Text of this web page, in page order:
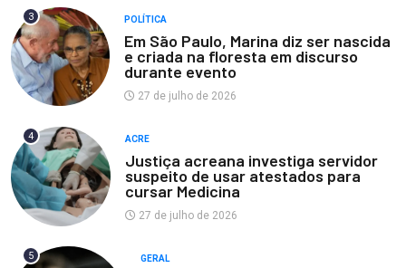
3 POLÍTICA
Em São Paulo, Marina diz ser nascida
e criada na floresta em discurso
durante evento
27 de julho de 2026
4 ACRE
Justiça acreana investiga servidor
suspeito de usar atestados para
cursar Medicina
27 de julho de 2026
5 GERAL